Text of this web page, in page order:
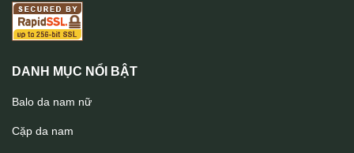
DANH MỤC NỔI BẬT
Balo da nam nữ
Cặp da nam